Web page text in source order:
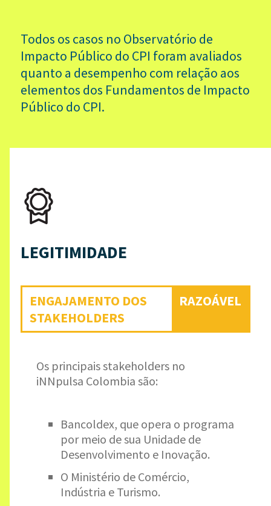
Todos os casos no Observatório de
Impacto Público do CPI foram avaliados
quanto a desempenho com relação aos
elementos dos Fundamentos de Impacto
Público do CPI.
LEGITIMIDADE
ENGAJAMENTO DOS
STAKEHOLDERS
RAZOÁVEL
Os principais stakeholders no
iNNpulsa Colombia são:
Bancoldex, que opera o programa
por meio de sua Unidade de
Desenvolvimento e Inovação.
O Ministério de Comércio,
Indústria e Turismo.